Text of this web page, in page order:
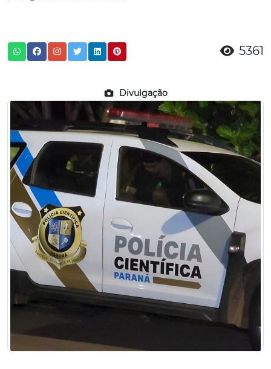
5361
Divulgação